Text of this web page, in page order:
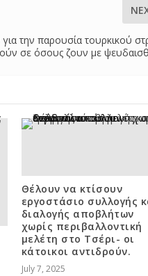
την παρουσία τουρκικού
σε όσους ζουν με
Θέλουν να κτίσουν
εργοστάσιο συλλογής
διαλογής αποβλήτων
χωρίς περιβαλλοντική
μελέτη στο Τσέρι- οι
κάτοικοι αντιδρούν.
July 7, 2025